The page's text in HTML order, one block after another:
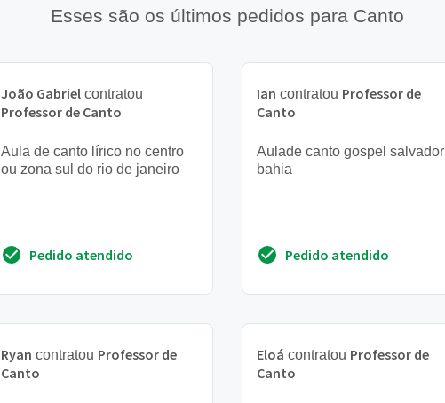
Esses são os últimos pedidos para Canto
João Gabriel contratou
Professor de Canto
Aula de canto lírico no centro
ou zona sul do rio de janeiro
Pedido atendido
Ian contratou Professor de
Canto
Aulade canto gospel salvador
bahia
Pedido atendido
Ryan contratou Professor de
Canto
Eloá contratou Professor de
Canto